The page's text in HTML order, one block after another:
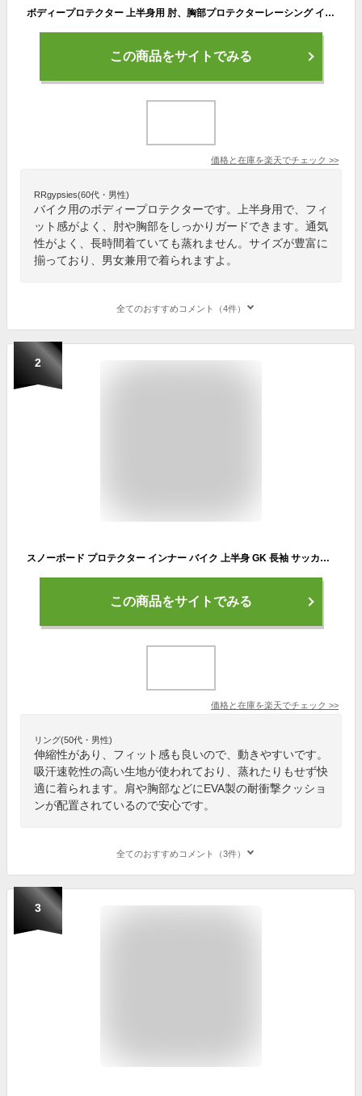
ボディープロテクター 上半身用 肘、胸部プロテクターレーシング インナーパッド バイク用 バイクジャケット ライディング 送料無料
この商品をサイトでみる
価格と在庫を楽天でチェック >>
RRgypsies(60代・男性)
バイク用のボディープロテクターです。上半身用で、フィ
ット感がよく、肘や胸部をしっかりガードできます。通気
性がよく、長時間着ていても蒸れません。サイズが豊富に
揃っており、男女兼用で着られますよ。
全てのおすすめコメント（4件）
2
スノーボード プロテクター インナー バイク 上半身 GK 長袖 サッカー ゴールキーパー ウエア 丸首 スポーツ GK ウェア メンズ バスケットボール スポーツ ラグビー
この商品をサイトでみる
価格と在庫を楽天でチェック >>
リング(50代・男性)
伸縮性があり、フィット感も良いので、動きやすいです。
吸汗速乾性の高い生地が使われており、蒸れたりもせず快
適に着られます。肩や胸部などにEVA製の耐衝撃クッショ
ンが配置されているので安心です。
全てのおすすめコメント（3件）
3